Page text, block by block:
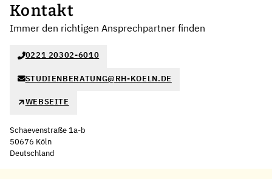
Kontakt
Immer den richtigen Ansprechpartner finden
0221 20302-6010
STUDIENBERATUNG@RH-KOELN.DE
WEBSEITE
Schaevenstraße 1a-b
50676 Köln
Deutschland